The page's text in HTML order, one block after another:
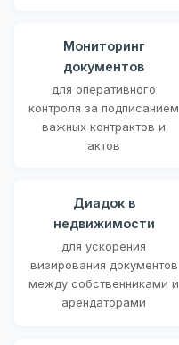
Мониторинг
документов
для оперативного
контроля за подписанием
важных контрактов и
актов
Диадок в
недвижимости
для ускорения
визирования документов
между собственниками и
арендаторами